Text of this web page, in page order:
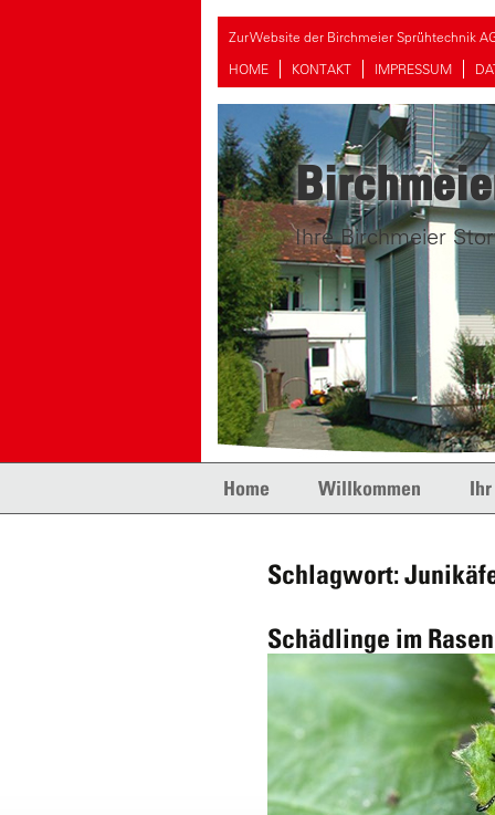
Ihre Birchmeier
HOME KONTAKT IMPRESSUM
Zur Website der Birchmeier Sprühtechnik
Skip to content
Home Willkommen
Schlagwort:
Schädlinge im Rasen